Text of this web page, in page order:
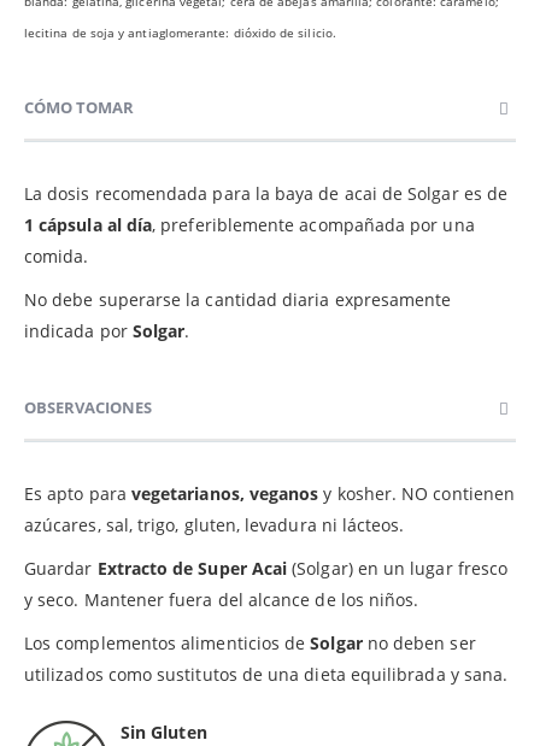
lecitina de soja y antiaglomerante: dióxido de silicio.
CÓMO TOMAR
La dosis recomendada para la baya de acai de Solgar es de
1 cápsula al día, preferiblemente acompañada por una
comida.
No debe superarse la cantidad diaria expresamente
indicada por Solgar.
OBSERVACIONES
Es apto para vegetarianos, veganos y kosher. NO contienen
azúcares, sal, trigo, gluten, levadura ni lácteos.
Guardar Extracto de Super Acai (Solgar) en un lugar fresco
y seco. Mantener fuera del alcance de los niños.
Los complementos alimenticios deSolgarno deben ser
utilizados como sustitutos de una dieta equilibrada y sana.
Sin Gluten